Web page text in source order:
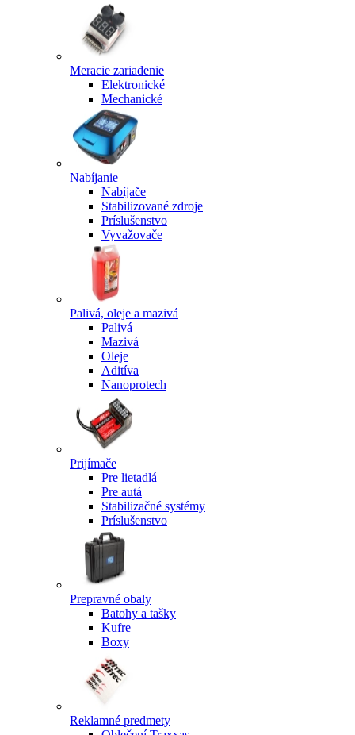
Meracie zariadenie
Elektronické
Mechanické
Nabíjanie
Nabíjače
Stabilizované zdroje
Príslušenstvo
Vyvažovače
Palivá, oleje a mazivá
Palivá
Mazivá
Oleje
Aditíva
Nanoprotech
Prijímače
Pre lietadlá
Pre autá
Stabilizačné systémy
Príslušenstvo
Prepravné obaly
Batohy a tašky
Kufre
Boxy
Reklamné predmety